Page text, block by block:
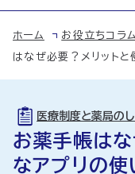
ホーム お役立ちコラム
はなぜ必要？メリット
お薬手帳はな
なアプリの使
医療制度と薬局の